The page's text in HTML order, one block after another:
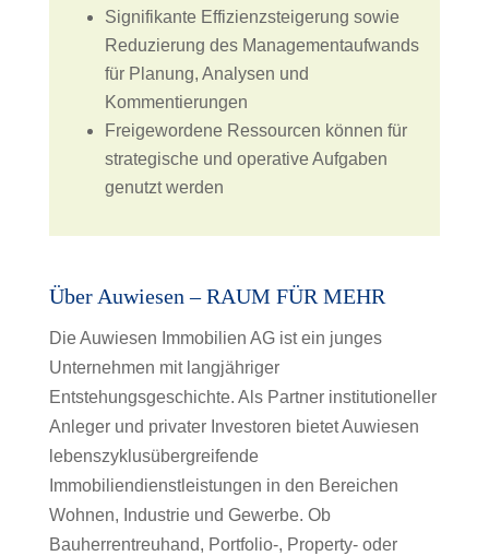
Signifikante Effizienzsteigerung sowie
Reduzierung des Managementaufwands
für Planung, Analysen und
Kommentierungen
Freigewordene Ressourcen können für
strategische und operative Aufgaben
genutzt werden
Über Auwiesen – RAUM FÜR MEHR
Die Auwiesen Immobilien AG ist ein junges
Unternehmen mit langjähriger
Entstehungsgeschichte. Als Partner institutioneller
Anleger und privater Investoren bietet Auwiesen
lebenszyklusübergreifende
Immobiliendienstleistungen in den Bereichen
Wohnen, Industrie und Gewerbe. Ob
Bauherrentreuhand, Portfolio-, Property- oder